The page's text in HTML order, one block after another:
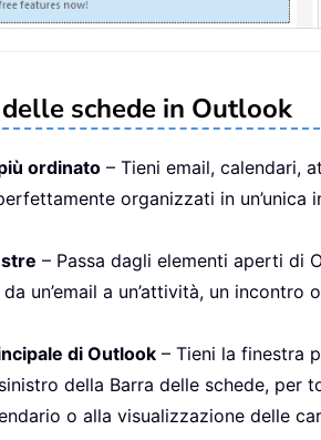
schede in Outlook
ordinato – Tieni email, calendari,
organizzati in un’unica
– Passa dagli elementi aperti di
un’email a un’attività, un incontro
di Outlook – Tieni la finestra
della Barra delle schede, per
o alla visualizzazione delle